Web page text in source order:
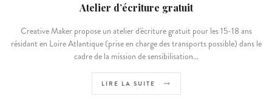
Atelier d’écriture gratuit
Creative Maker propose un atelier d'écriture gratuit pour les 15-18 ans
résidant en Loire Atlantique (prise en charge des transports possible) dans le
cadre de la mission de sensibilisation...
LIRE LA SUITE